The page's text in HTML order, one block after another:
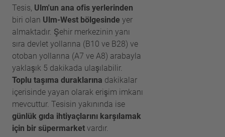
Tesis, Ulm'un ana ofis yerlerinden
biri olan Ulm-West bölgesinde yer
almaktadır. Şehir merkezinin yanı
sıra devlet yollarına (B10 ve B28) ve
otoban yollarına (A7 ve A8) arabayla
yaklaşık 5 dakikada ulaşılabilir.
Toplu taşıma duraklarına dakikalar
içerisinde yayan olarak erişim imkanı
mevcuttur. Tesisin yakınında ise
günlük gıda ihtiyaçlarını karşılamak
için bir süpermarketvardır.